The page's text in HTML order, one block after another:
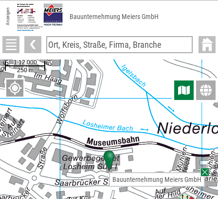
Anzeigen Bauunternehmung Meiers GmbH
Bauunternehmung Meiers GmbH